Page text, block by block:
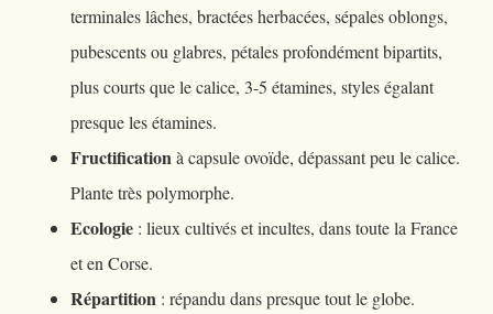
terminales lâches, bractées herbacées, sépales oblongs,
pubescents ou glabres, pétales profondément bipartits,
plus courts que le calice, 3-5 étamines, styles égalant
presque les étamines.
Fructificationà capsule ovoïde, dépassant peu le calice.
Plante très polymorphe.
Ecologie : lieux cultivés et incultes, dans toute la France
et en Corse.
Répartition : répandu dans presque tout le globe.